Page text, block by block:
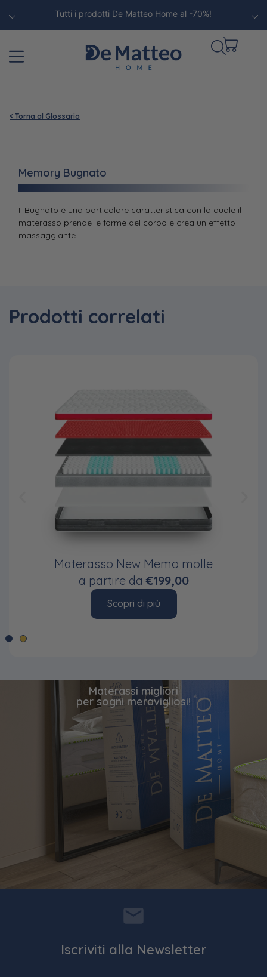
Tutti i prodotti De Matteo Home al -70%!
< Torna al Glossario
Memory Bugnato
Il Bugnato è una particolare caratteristica con la quale il
materasso prende le forme del corpo e crea un effetto
massaggiante.
Prodotti correlati
Materasso New Memo molle
a partire da€199,00
Scopri di più
Materassi migliori
per sogni meravigliosi!
Iscriviti alla Newsletter